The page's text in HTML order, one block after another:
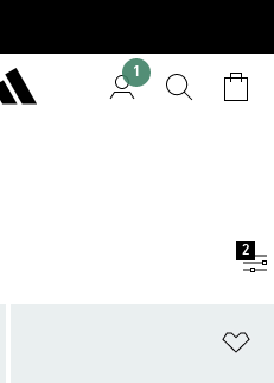
1
2